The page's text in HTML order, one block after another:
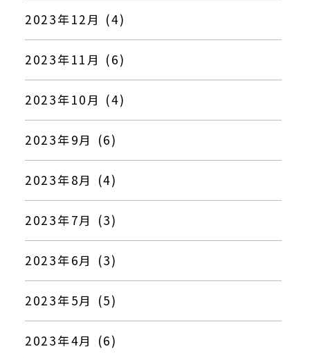
2023年12月 (4)
2023年11月 (6)
2023年10月 (4)
2023年9月 (6)
2023年8月 (4)
2023年7月 (3)
2023年6月 (3)
2023年5月 (5)
2023年4月 (6)